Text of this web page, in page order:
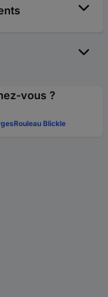
vous ?
Rouleau Blickle